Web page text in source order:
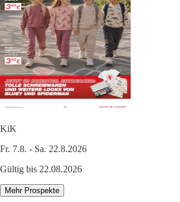
KiK
Fr. 7.8. - Sa. 22.8.2026
Gültig bis 22.08.2026
Mehr Prospekte